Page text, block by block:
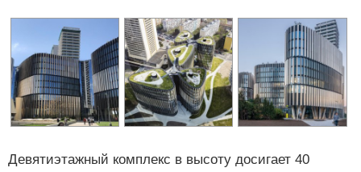
Девятиэтажный комплекс в высоту досигает 40